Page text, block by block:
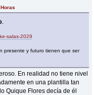
salas-2029
presente y futuro tienen que ser
En realidad no tiene nivel
en una plantilla tan
Quique Flores decía de él